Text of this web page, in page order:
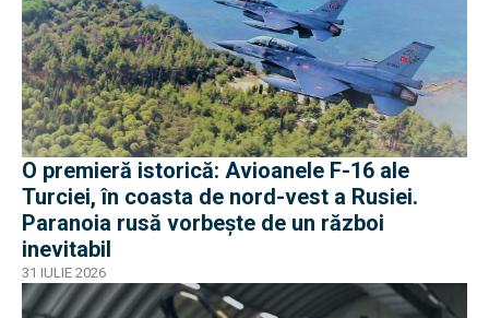
O premieră istorică: Avioanele F-16 ale
Turciei, în coasta de nord-vest a Rusiei.
Paranoia rusă vorbește de un război
inevitabil
31 IULIE 2026